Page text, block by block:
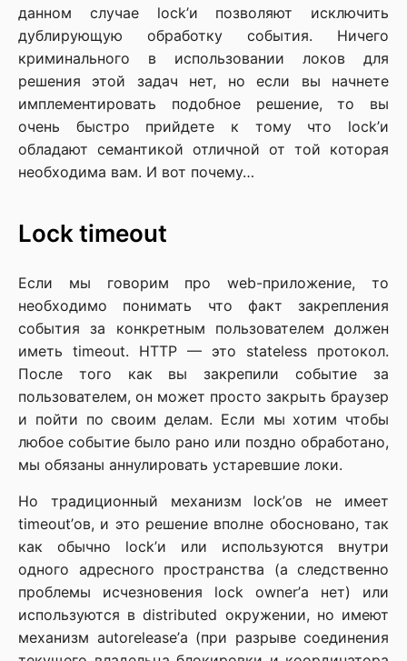
данном случае lock’и позволяют исключить
дублирующую обработку события. Ничего
криминального в использовании локов для
решения этой задач нет, но если вы начнете
имплементировать подобное решение, то вы
очень быстро прийдете к тому что lock’и
обладают семантикой отличной от той которая
необходима вам. И вот почему…
Lock timeout
Если мы говорим про web-приложение, то
необходимо понимать что факт закрепления
события за конкретным пользователем должен
иметь timeout. HTTP — это stateless протокол.
После того как вы закрепили событие за
пользователем, он может просто закрыть браузер
и пойти по своим делам. Если мы хотим чтобы
любое событие было рано или поздно обработано,
мы обязаны аннулировать устаревшие локи.
Но традиционный механизм lock’ов не имеет
timeout’ов, и это решение вполне обосновано, так
как обычно lock’и или используются внутри
одного адресного пространства (а следственно
проблемы исчезновения lock owner’а нет) или
используются в distributed окружении, но имеют
механизм autorelease’а (при разрыве соединения